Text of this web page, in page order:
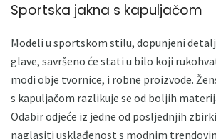
Sportska jakna s kapuljačom
Modeli u sportskom stilu, dopunjeni
glave, savršeno će stati u bilo koji
modi obje tvornice, i robne proizvode.
s kapuljačom razlikuje se od boljih
Odabir odjeće iz jedne od posljednjih
naglasiti usklađenost s modnim